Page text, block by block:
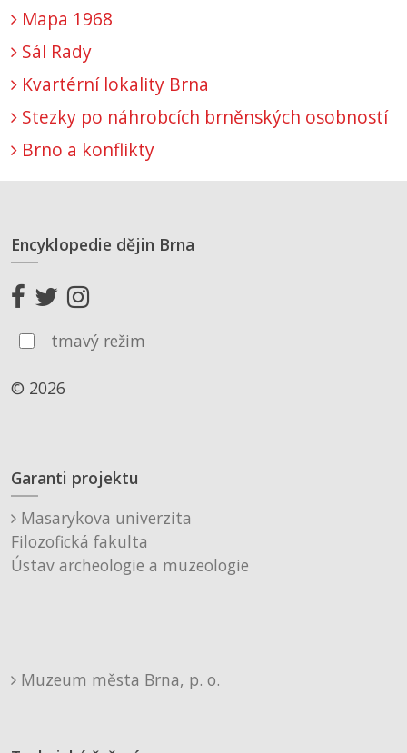
Mapa 1968
Sál Rady
Kvartérní lokality Brna
Stezky po náhrobcích brněnských osobností
Brno a konflikty
Encyklopedie dějin Brna
tmavý režim
© 2026
Garanti projektu
Masarykova univerzita
Filozofická fakulta
Ústav archeologie a muzeologie
Muzeum města Brna, p. o.